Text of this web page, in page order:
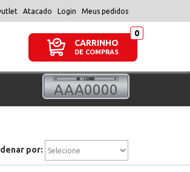
Atacado Login Meus pedidos
CARRINHO
DE COMPRAS
por: